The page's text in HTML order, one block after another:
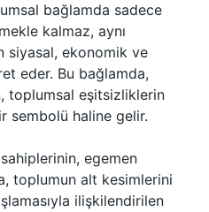
bağlamda sadece
kalmaz, aynı
siyasal, ekonomik ve
eder. Bu bağlamda,
toplumsal eşitsizliklerin
sembolü haline gelir.
egemen
toplumun alt kesimlerini
ilişkilendirilen